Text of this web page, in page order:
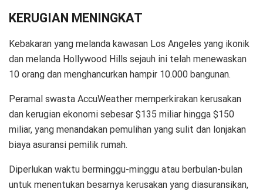
KERUGIAN MENINGKAT
Kebakaran yang melanda kawasan Los Angeles yang ikonik
dan melanda Hollywood Hills sejauh ini telah menewaskan
10 orang dan menghancurkan hampir 10.000 bangunan.
Peramal swasta AccuWeather memperkirakan kerusakan
dan kerugian ekonomi sebesar $135 miliar hingga $150
miliar, yang menandakan pemulihan yang sulit dan lonjakan
biaya asuransi pemilik rumah.
Diperlukan waktu berminggu-minggu atau berbulan-bulan
untuk menentukan besarnya kerusakan yang diasuransikan,